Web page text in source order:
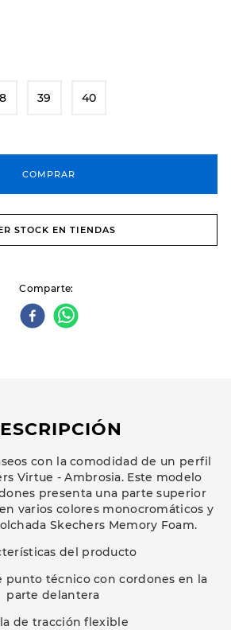
39 40
COMPRAR
STOCK EN TIENDAS
Comparte
con la comodidad de un perfil
Virtue - Ambrosia. Este modelo
presenta una parte superior
varios colores monocromáticos y
Skechers Memory Foam.
del producto
punto técnico con cordones en la
parte delantera
de tracción flexible